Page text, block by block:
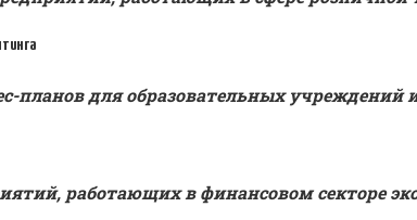
планов для образовательных учреждений
работающих в финансовом секторе